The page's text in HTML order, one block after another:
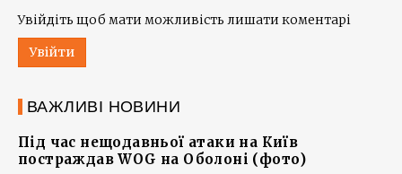
Увійдіть щоб мати можливість лишати коментарі
Увійти
ВАЖЛИВІ НОВИНИ
Під час нещодавньої атаки на Київ
постраждав WOG на Оболоні (фото)